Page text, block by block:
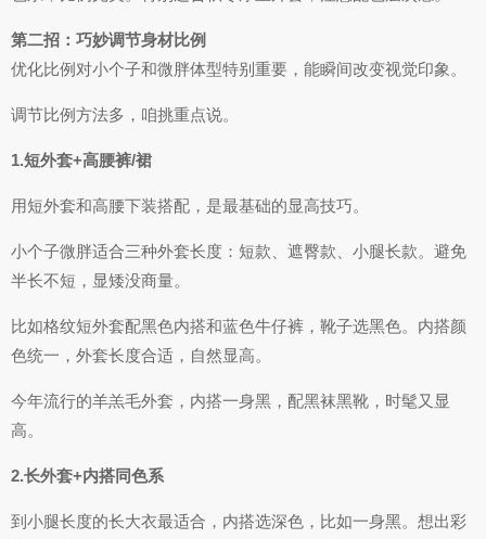
第二招：巧妙调节身材比例
优化比例对小个子和微胖体型特别重要，能瞬间改变视觉印象。
调节比例方法多，咱挑重点说。
1.短外套+高腰裤/裙
用短外套和高腰下装搭配，是最基础的显高技巧。
小个子微胖适合三种外套长度：短款、遮臀款、小腿长款。避免
半长不短，显矮没商量。
比如格纹短外套配黑色内搭和蓝色牛仔裤，靴子选黑色。内搭颜
色统一，外套长度合适，自然显高。
今年流行的羊羔毛外套，内搭一身黑，配黑袜黑靴，时髦又显
高。
2.长外套+内搭同色系
到小腿长度的长大衣最适合，内搭选深色，比如一身黑。想出彩